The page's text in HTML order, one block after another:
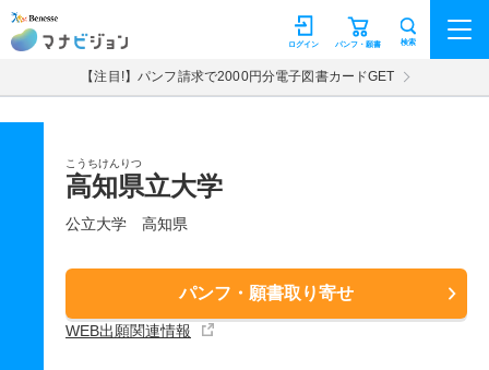
マナビジョン パンフ・願書
ログイン 検索
【注目!】パンフ請求で2000円分電子図書カードGET
こうちけんりつ
高知県立大学
公立大学 高知県
パンフ・願書取り寄せ
WEB出願関連情報